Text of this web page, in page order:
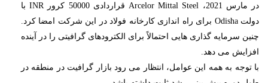
در مارس 2021، Arcelor Mittal Steel قراردادی 50000 کرور INR با
دولت Odisha برای راه اندازی کارخانه فولاد در این شرکت امضا کرد.
چنین سرمایه گذاری هایی احتمالاً برای الکترودهای گرافیتی را در آینده
افزایش می دهد.
با توجه به همه این عوامل، انتظار می رود بازار گرافیت در منطقه در